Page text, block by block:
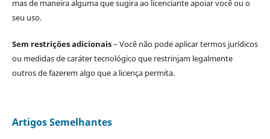
mas de maneira alguma que sugira ao licenciante apoiar você ou o
seu uso.
Sem restrições adicionais– Você não pode aplicar termos jurídicos
ou medidas de caráter tecnológico que restrinjam legalmente
outros de fazerem algo que a licença permita.
Artigos Semelhantes